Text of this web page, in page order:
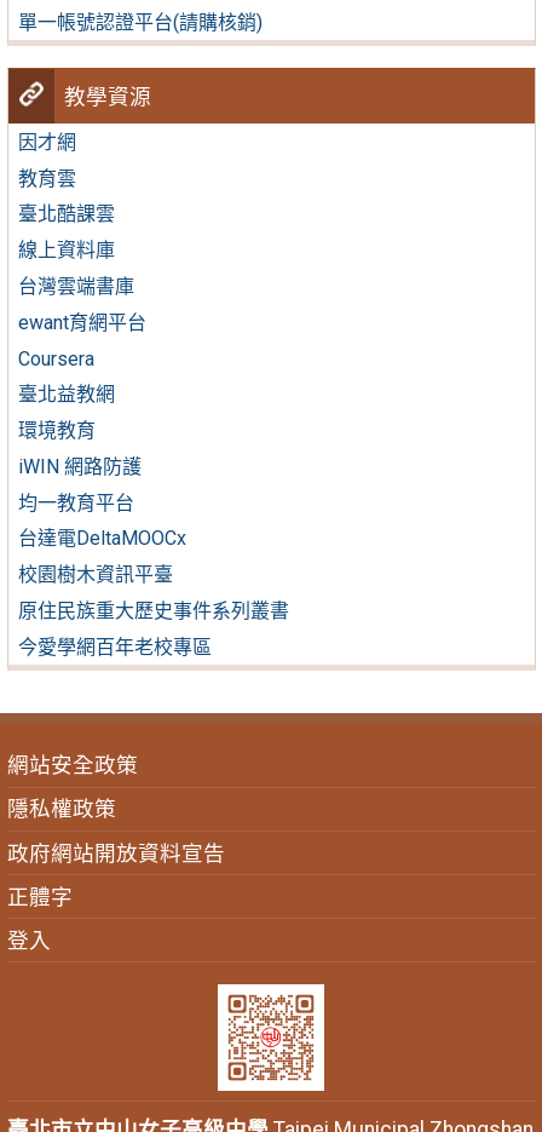
單一帳號認證平台(請購核銷)
教學資源
因才網
教育雲
臺北酷課雲
線上資料庫
台灣雲端書庫
ewant育網平台
Coursera
臺北益教網
環境教育
iWIN 網路防護
均一教育平台
台達電DeltaMOOCx
校園樹木資訊平臺
原住民族重大歷史事件系列叢書
今愛學網百年老校專區
網站安全政策
隱私權政策
政府網站開放資料宣告
正體字
登入